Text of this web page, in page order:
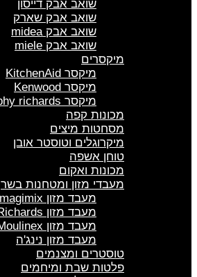
שואב אבק דייסון
שואב אבק שארק
שואב אבק midea
שואב אבק miele
מיקסרים
מיקסר KitchenAid
מיקסר Kenwood
מיקסר morphy richards
מכונות קפה
מסחטות מיצים
מיקרוגלים וטוסטר אובן
טוחן אשפה
מכונות ואקום
מעבדי מזון ומטחנות בשר
מעבד מזון magimix
מעבד מזון Morphy Richards
מעבד מזון Moulinex
מעבד מזון נינג'ה
טוסטרים ומצנמים
פלטות שבת ומיחמים